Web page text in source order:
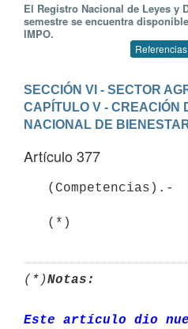
El Registro Nacional de Leyes y
semestre se encuentra
IMPO.
SECCIÓN VI - SECTOR
CAPÍTULO V - CREACIÓN
NACIONAL DE
Artículo 377
   (*)
(*)Notas:
Este artículo dio